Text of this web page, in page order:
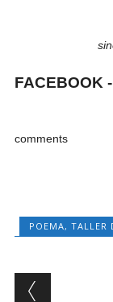
FACEBOOK
comments
POEMA,TALLER
Post